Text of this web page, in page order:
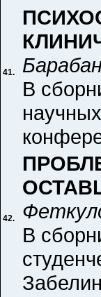
41.
В
42.
В